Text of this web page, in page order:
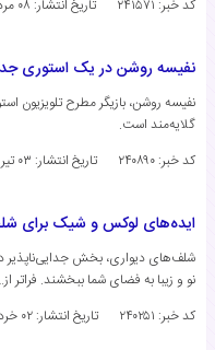
کد خبر: ۲۴۱۵۷۱
تاریخ انتشار: ۰۸ مرداد ۱۴۰۳
نفیسه روشن در یک استوری
نفیسه روشن، بازیگر مطرح تلویزیون
گلایه‌مند است.
کد خبر: ۲۴۰۸۹۰
تاریخ انتشار: ۰۳ تیر ۱۴۰۳
ایده‌های لوکس و شیک برای
شلف‌های دیواری، بخش جدایی‌ناپذیر
نو و زیبا به فضای شما ببخشند. فراتر
کد خبر: ۲۴۰۲۵۱
تاریخ انتشار: ۰۲ خرداد ۱۴۰۳